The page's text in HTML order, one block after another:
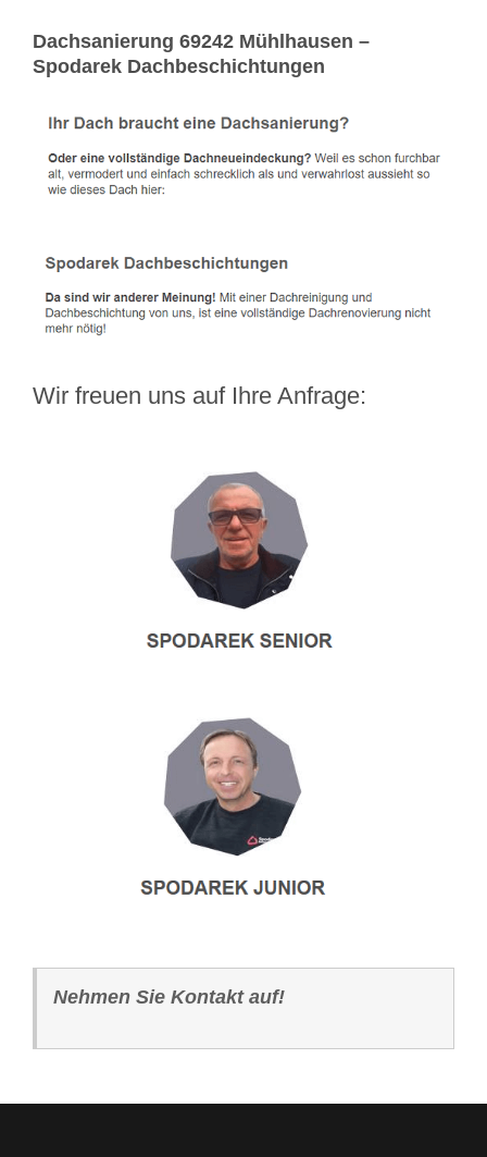
Dachsanierung 69242 Mühlhausen –
Spodarek Dachbeschichtungen
Wir freuen uns auf Ihre Anfrage:
Nehmen Sie Kontakt auf!